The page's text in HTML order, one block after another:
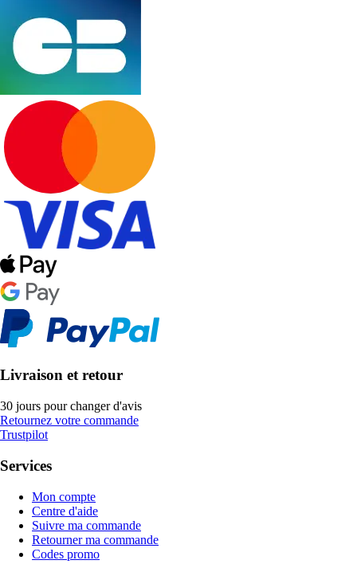
Livraison et retour
30 jours pour changer d'avis
Retournez votre commande
Trustpilot
Services
Mon compte
Centre d'aide
Suivre ma commande
Retourner ma commande
Codes promo